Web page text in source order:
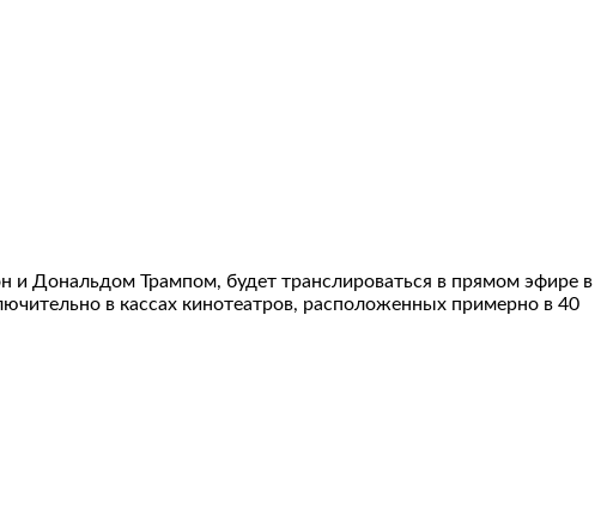
и Дональдом Трампом, будет транслироваться в прямом эфире в
в кассах кинотеатров, расположенных примерно в 40